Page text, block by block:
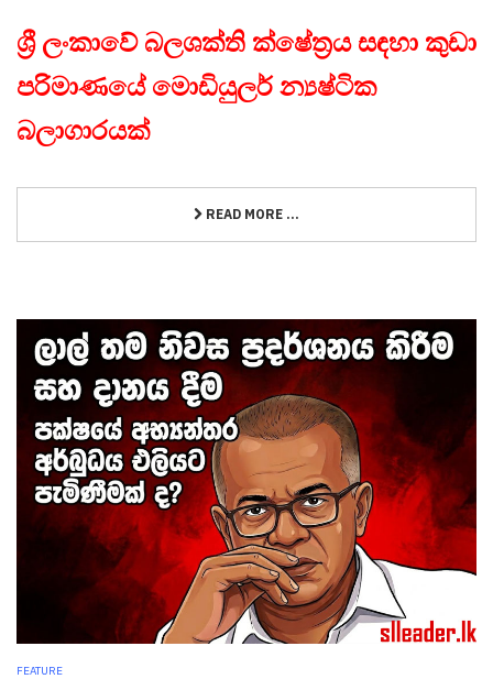
ශ්‍රී ලංකාවේ බලශක්ති ක්ෂේත්‍රය සඳහා කුඩා
පරිමාණයේ මොඩියුලර් න්‍යෂ්ටික
බලාගාරයක්
READ MORE ...
FEATURE